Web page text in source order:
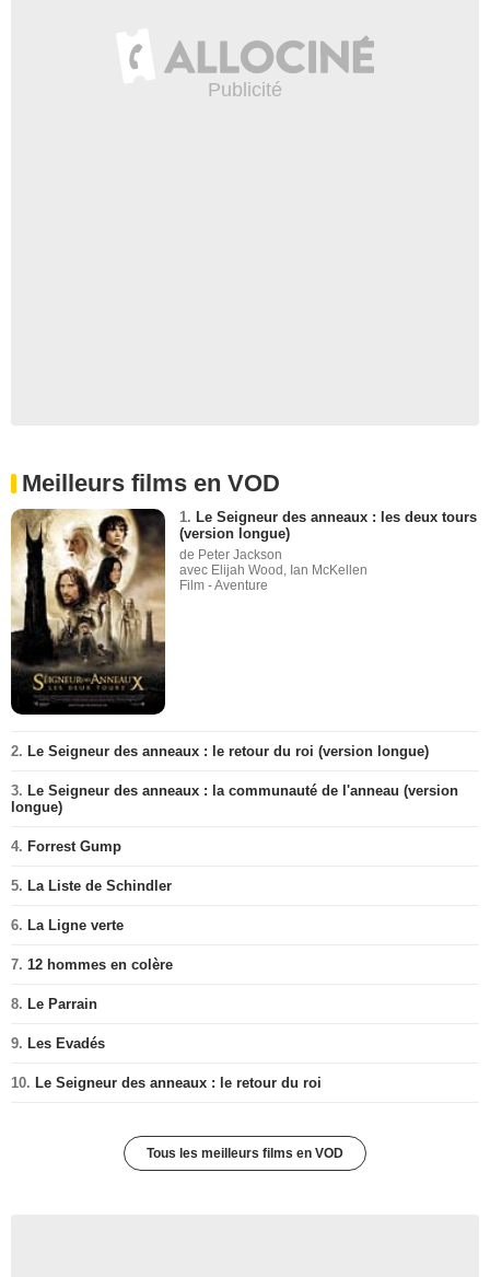
Meilleurs films en VOD
1. Le Seigneur des anneaux : les deux tours
(version longue)
de Peter Jackson
avec Elijah Wood, Ian McKellen
Film - Aventure
2. Le Seigneur des anneaux : le retour du roi (version longue)
3. Le Seigneur des anneaux : la communauté de l'anneau (version
longue)
4. Forrest Gump
5. La Liste de Schindler
6. La Ligne verte
7. 12 hommes en colère
8. Le Parrain
9. Les Evadés
10. Le Seigneur des anneaux : le retour du roi
Tous les meilleurs films en VOD